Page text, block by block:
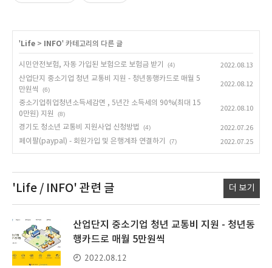
' Life > INFO' 카테고리의 다른 글
시민안전보험, 자동 가입된 보험으로 보험금 받기 (4)
2022.08.13
산업단지 중소기업 청년 교통비 지원 - 청년동행카드로 매월 5
만원씩
(6)
2022.08.12
중소기업취업청년소득세감면 , 5년간 소득세의 90%(최대 15
0만원) 지원
(8)
2022.08.10
경기도 청소년 교통비 지원사업 신청방법 (4)
2022.07.26
페이팔(paypal) - 회원가입 및 은행계좌 연결하기
(7) 2022.07.25
'Life / INFO' 관련 글 더 보기
산업단지 중소기업 청년 교통비 지원 - 청년동
행카드로 매월 5만원씩
2022.08.12